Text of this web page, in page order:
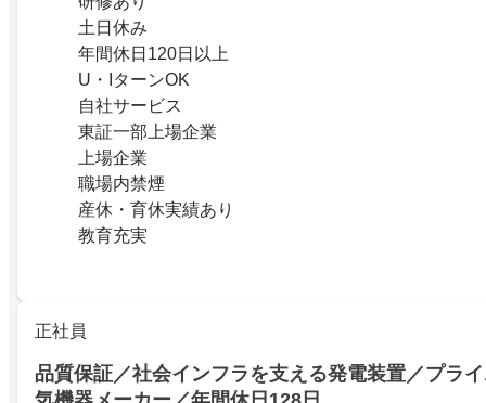
土日休み
年間休日120日以上
U・IターンOK
自社サービス
東証一部上場企業
上場企業
職場内禁煙
産休・育休実績あり
教育充実
正社員
品質保証／社会インフラを支える発電装置／プラ